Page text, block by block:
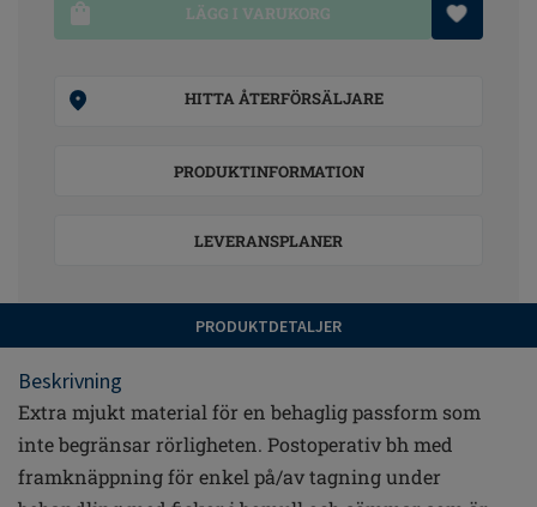
LÄGG I VARUKORG
HITTA ÅTERFÖRSÄLJARE
PRODUKTINFORMATION
LEVERANSPLANER
PRODUKTDETALJER
Beskrivning
Extra mjukt material för en behaglig passform som
inte begränsar rörligheten. Postoperativ bh med
framknäppning för enkel på/av tagning under